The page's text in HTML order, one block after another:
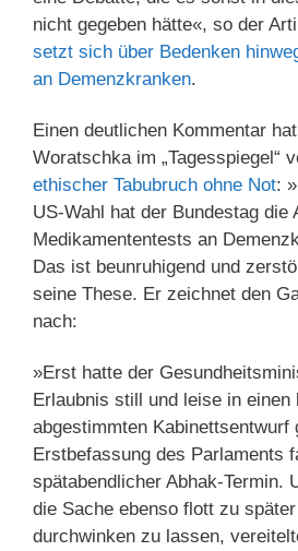
nicht gegeben hätte«, so der
setzt sich über Bedenken
an Demenzkranken.
Einen deutlichen Kommentar
Woratschka im „Tagesspiegel“
ethischer Tabubruch ohne Not:
US-Wahl hat der Bundestag die
Medikamententests an
Das ist beunruhigend und
seine These. Er zeichnet den
nach:
»Erst hatte der
Erlaubnis still und leise in einen
abgestimmten Kabinettsentwurf
Erstbefassung des Parlaments
spätabendlicher Abhak-Termin.
die Sache ebenso flott zu
durchwinken zu lassen,